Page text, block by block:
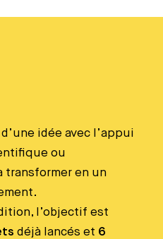
idée avec l’appui
ou
transformer en un
l’objectif est
déjà lancés et 6